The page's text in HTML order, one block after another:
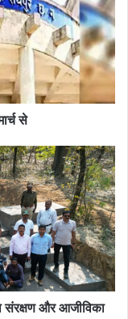
से
संरक्षण और आजीविका